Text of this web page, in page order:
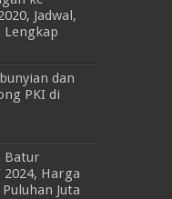
Jadwal,
Lengkap
dan
PKI di
Batur
Harga
Juta